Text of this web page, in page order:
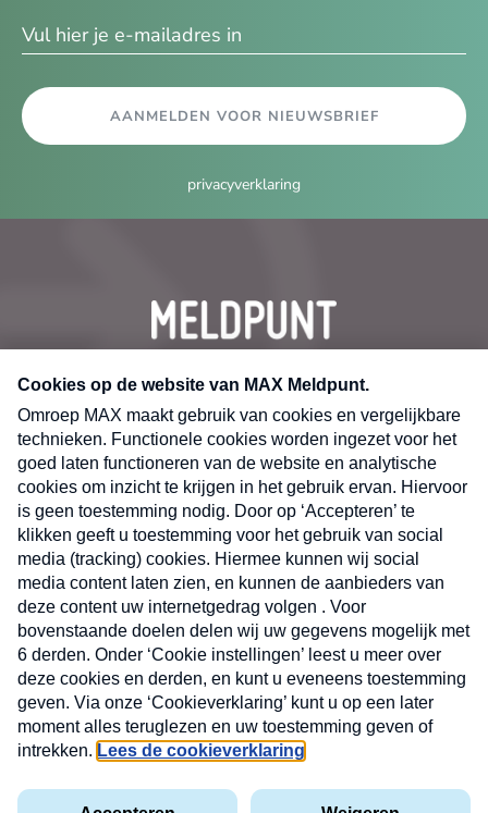
AANMELDEN VOOR NIEUWSBRIEF
privacyverklaring
CONTACT
Volg ons op
MAX
Cookieverklaring
Kwetsbaarheid
X
Nieuwsbrief
Neem hier een gratis abonnement op de MAX
Consumenten nieuwsbrief. Elke maandag en
donderdag in uw mailbox.